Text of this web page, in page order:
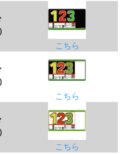
こちら
こちら
こちら